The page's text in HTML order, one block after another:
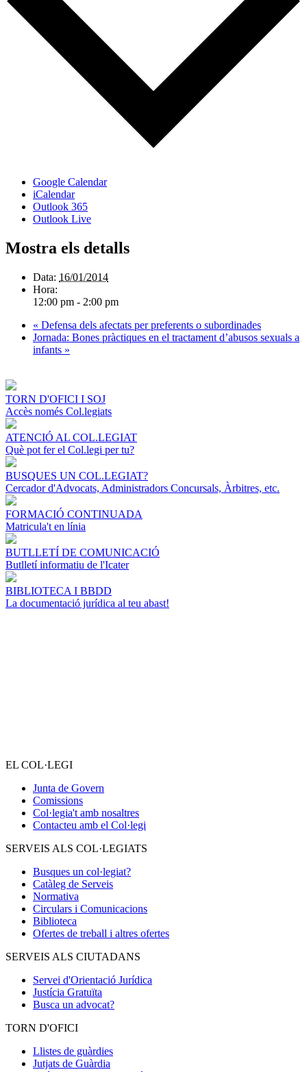
Google Calendar
iCalendar
Outlook 365
Outlook Live
Mostra els detalls
Data: 16/01/2014
Hora:
12:00 pm - 2:00 pm
« Defensa dels afectats per preferents o subordinades
Jornada: Bones pràctiques en el tractament d’abusos sexuals a
infants »
TORN D'OFICI I SOJ
Accès només Col.legiats
ATENCIÓ AL COL.LEGIAT
Què pot fer el Col.legi per tu?
BUSQUES UN COL.LEGIAT?
Cercador d'Advocats, Administradors Concursals, Àrbitres, etc.
FORMACIÓ CONTINUADA
Matricula't en línia
BUTLLETÍ DE COMUNICACIÓ
Butlletí informatiu de l'Icater
BIBLIOTECA I BBDD
La documentació jurídica al teu abast!
EL COL·LEGI
Junta de Govern
Comissions
Col·legia't amb nosaltres
Contacteu amb el Col·legi
SERVEIS ALS COL·LEGIATS
Busques un col·legiat?
Catàleg de Serveis
Normativa
Circulars i Comunicacions
Biblioteca
Ofertes de treball i altres ofertes
SERVEIS ALS CIUTADANS
Servei d'Orientació Jurídica
Justícia Gratuïta
Busca un advocat?
TORN D'OFICI
Llistes de guàrdies
Jutjats de Guàrdia